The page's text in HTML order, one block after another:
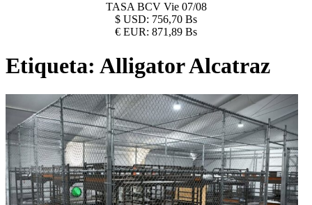
TASA BCV Vie 07/08
$ USD: 756,70 Bs
€ EUR: 871,89 Bs
Etiqueta: Alligator Alcatraz